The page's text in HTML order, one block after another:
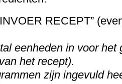
RECEPT”
eenheden in voor het
het recept).
zijn ingevuld